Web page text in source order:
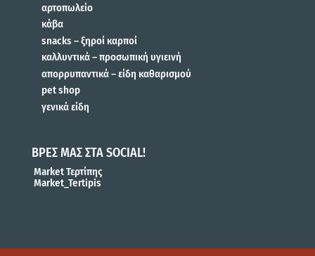
αρτοπωλείο
κάβα
snacks – ξηροί καρποί
καλλυντικά – προσωπική υγιεινή
απορρυπαντικά – είδη καθαρισμού
pet shop
γενικά είδη
ΒΡΕΣ ΜΑΣ ΣΤΑ SOCIAL!
Market Τερτίπης
Market_Tertipis